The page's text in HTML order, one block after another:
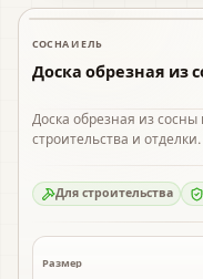
В наличии
СОСНА И ЕЛЬ
Доска обрезная из
Доска обрезная из
строительства и
Для строительства
Размер